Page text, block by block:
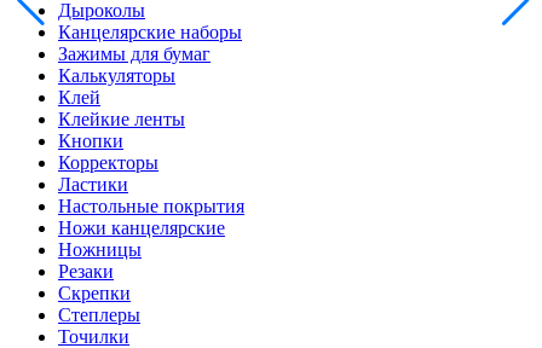
Дыроколы
Канцелярские наборы
Зажимы для бумаг
Калькуляторы
Клей
Клейкие ленты
Кнопки
Корректоры
Ластики
Настольные покрытия
Ножи канцелярские
Ножницы
Резаки
Скрепки
Степлеры
Точилки